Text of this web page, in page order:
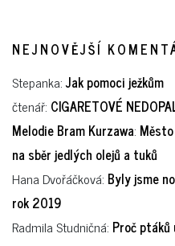
NEJNOVĚJŠÍ
Stepanka:Jak pomoci ježkům
čtenář: CIGARETOVÉ
Melodie Bram Kurzawa:
na sběr jedlých olejů a tuků
Hana Dvořáčková: Byly jsme
rok 2019
Radmila Studničná: Proč ptáků